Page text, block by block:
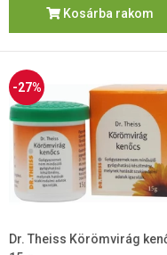
Kosárba rakom
-27%
Dr. Theiss Körömvirág